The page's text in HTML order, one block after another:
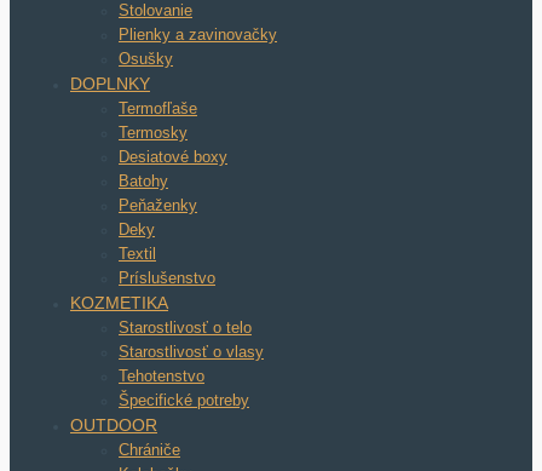
Stolovanie
Plienky a zavinovačky
Osušky
DOPLNKY
Termofľaše
Termosky
Desiatové boxy
Batohy
Peňaženky
Deky
Textil
Príslušenstvo
KOZMETIKA
Starostlivosť o telo
Starostlivosť o vlasy
Tehotenstvo
Špecifické potreby
OUTDOOR
Chrániče